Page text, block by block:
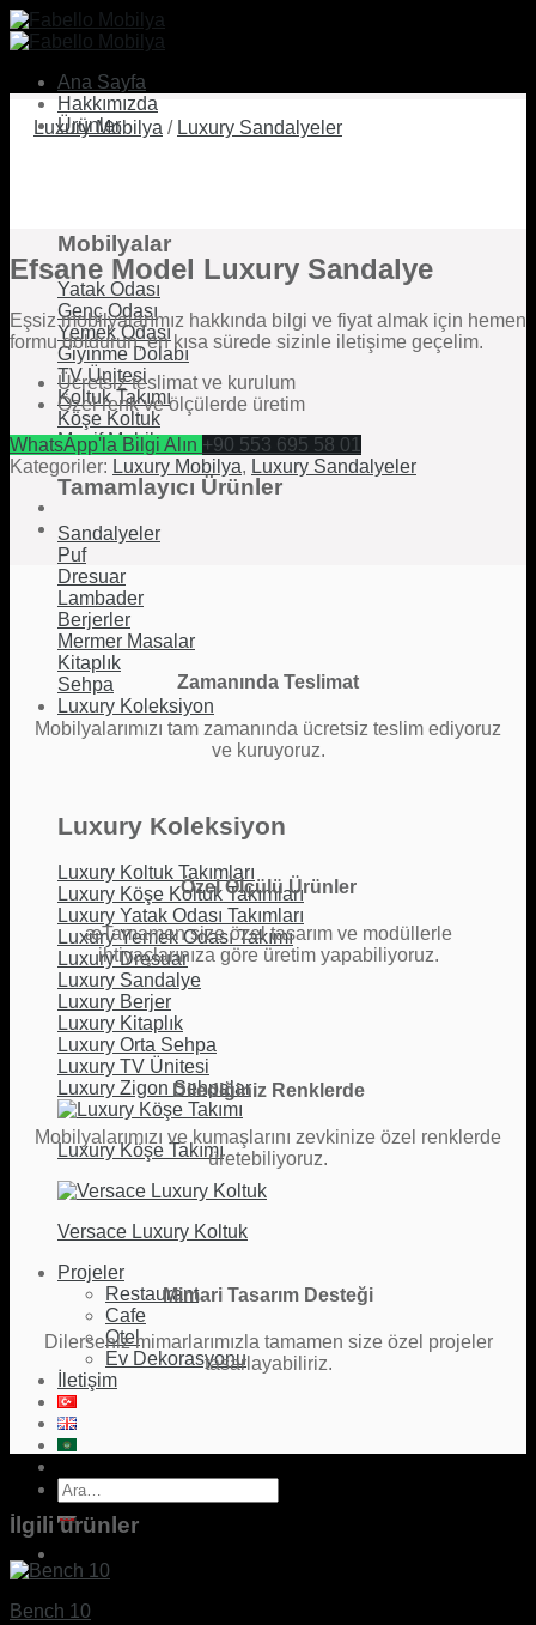
Skip
to
Ana Sayfa
Hakkımızda
Ürünler
Mobilyalar
Yatak Odası
Genç Odası
Yemek Odası
Giyinme Dolabı
TV Ünitesi
Koltuk Takımı
Köşe Koltuk
Masif Mobilya
Tamamlayıcı Ürünler
Sandalyeler
Puf
Dresuar
Lambader
Berjerler
Mermer Masalar
Kitaplık
Sehpa
Luxury Koleksiyon
Luxury Koleksiyon
Luxury Koltuk Takımları
Luxury Köşe Koltuk Takımları
Luxury Yatak Odası Takımları
Luxury Yemek Odası Takımı
Luxury Dresuar
Luxury Sandalye
Luxury Berjer
Luxury Kitaplık
Luxury Orta Sehpa
Luxury TV Ünitesi
Luxury Zigon Sehpalar
Luxury Köşe Takımı
Versace Luxury Koltuk
Projeler
Restaurant
Cafe
Otel
Ev Dekorasyonu
İletişim
Ara:
Luxury Mobilya / Luxury Sandalyeler
Efsane Model Luxury Sandalye
Eşsiz mobilyalarımız hakkında bilgi ve fiyat almak için hemen
formu doldurun, en kısa sürede sizinle iletişime geçelim.
Ücretsiz teslimat ve kurulum
Özel renk ve ölçülerde üretim
WhatsApp'la Bilgi Alın +90 553 695 58 01
Kategoriler: Luxury Mobilya, Luxury Sandalyeler
Zamanında Teslimat
Mobilyalarımızı tam zamanında ücretsiz teslim ediyoruz
ve kuruyoruz.
Özel Ölçülü Ürünler
æTamamen size özel tasarım ve modüllerle
ihtiyaçlarınıza göre üretim yapabiliyoruz.
Dilediğiniz Renklerde
Mobilyalarımızı ve kumaşlarını zevkinize özel renklerde
üretebiliyoruz.
Mimari Tasarım Desteği
Dilerseniz mimarlarımızla tamamen size özel projeler
tasarlayabiliriz.
İlgili ürünler
Bench 10